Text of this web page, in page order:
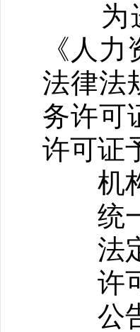
为进
《人
法律法
务许可
许可证
机构
统一
法定
许可
公告